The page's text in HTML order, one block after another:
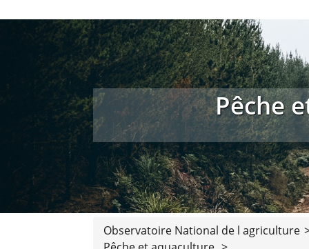
Pêche
Observatoire National de l agriculture